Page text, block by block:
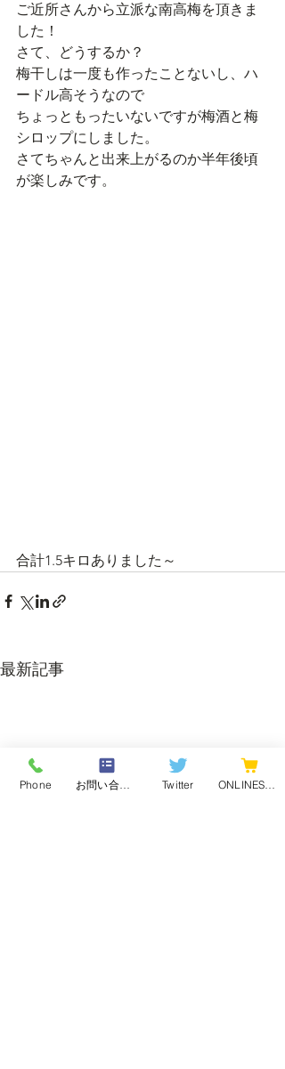
ご近所さんから立派な南高梅を頂きま
した！
さて、どうするか？
梅干しは一度も作ったことないし、ハ
ードル高そうなので
ちょっともったいないですが梅酒と梅
シロップにしました。
さてちゃんと出来上がるのか半年後頃
が楽しみです。
合計1.5キロありました～
最新記事
Phone お問い合わせフォーム Twitter